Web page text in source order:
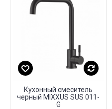
Кухонный смеситель
черный MIXXUS SUS 011-
G